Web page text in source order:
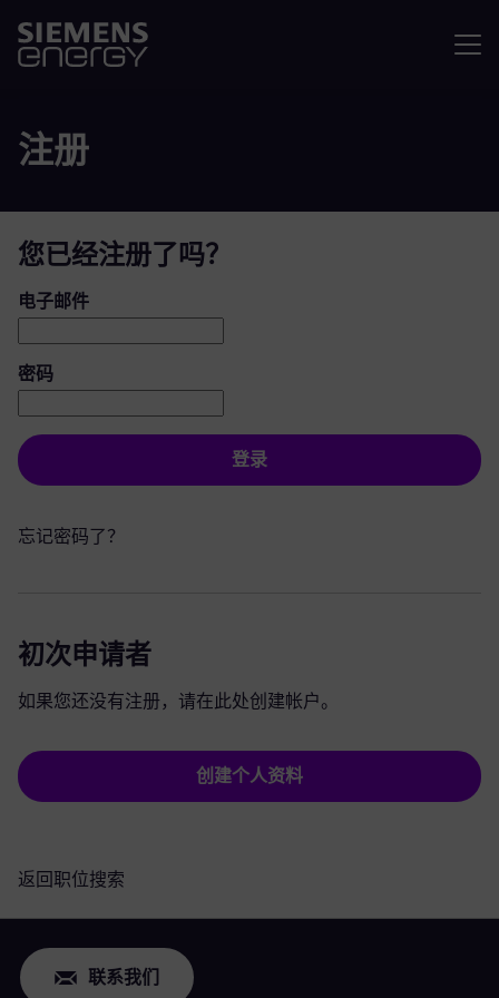
注册
您已经注册了吗？
登录：用户和密码
电子邮件
密码
登录
忘记密码了？
初次申请者
如果您还没有注册，请在此处创建帐户。
创建个人资料
返回职位搜索
联系我们